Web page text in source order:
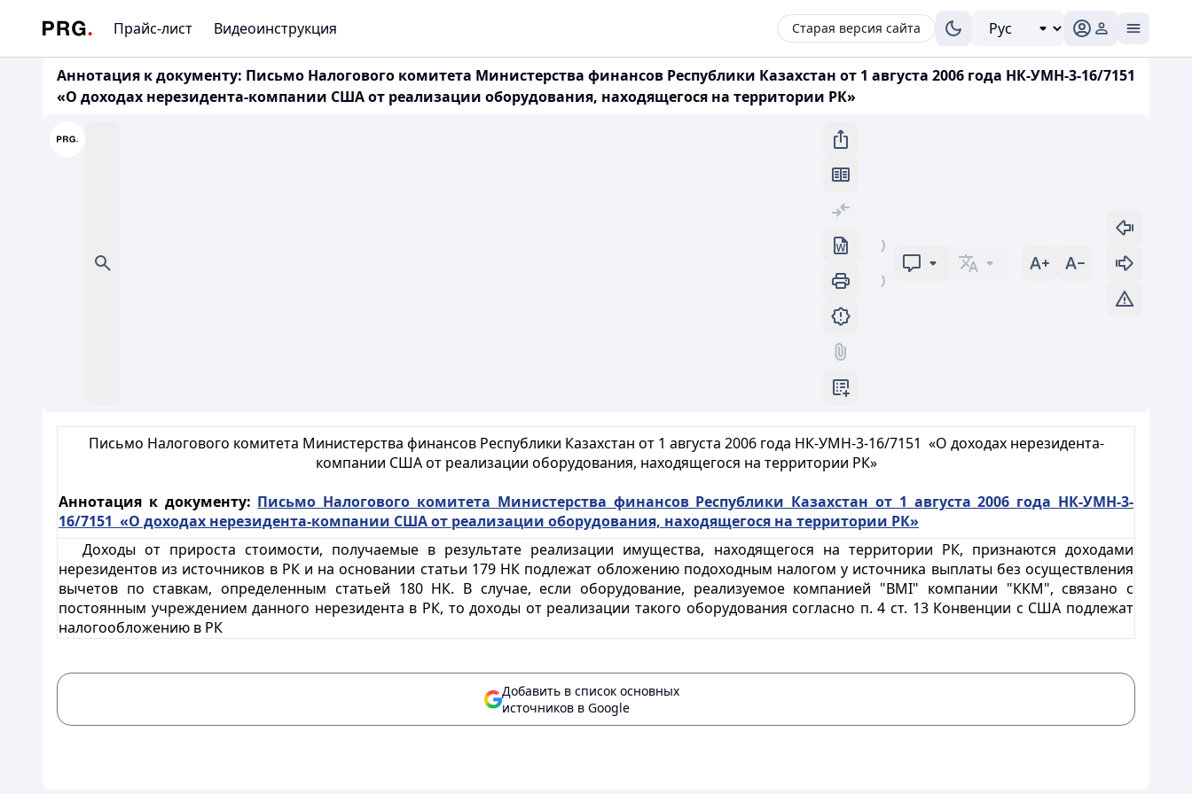
Прайс-лист Видеоинструкция Старая версия сайта
Аннотация к документу: Письмо Налогового комитета Министерства финансов Республики Казахстан от 1 августа 2006 года НК-УМН-3-16/7151
«О доходах нерезидента-компании США от реализации оборудования, находящегося на территории РК»
Письмо Налогового комитета Министерства финансов Республики Казахстан от 1 августа 2006 года НК-УМН-3-16/7151 «О доходах нерезидента-
компании США от реализации оборудования, находящегося на территории РК»
Аннотация к документу: Письмо Налогового комитета Министерства финансов Республики Казахстан от 1 августа 2006 года НК-УМН-3-
16/7151 «О доходах нерезидента-компании США от реализации оборудования, находящегося на территории РК»
Доходы от прироста стоимости, получаемые в результате реализации имущества, находящегося на территории РК, признаются доходами
нерезидентов из источников в РК и на основании статьи 179 НК подлежат обложению подоходным налогом у источника выплаты без осуществления
вычетов по ставкам, определенным статьей 180 НК. В случае, если оборудование, реализуемое компанией "BMI" компании "ККМ", связано с
постоянным учреждением данного нерезидента в РК, то доходы от реализации такого оборудования согласно п. 4 ст. 13 Конвенции с США подлежат
налогообложению в РК
Добавить в список основных
источников в Google